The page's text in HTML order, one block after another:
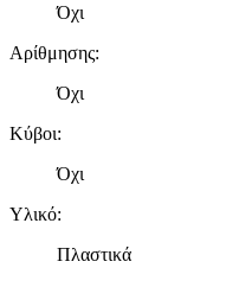
Όχι
Αρίθμησης:
Όχι
Κύβοι:
Όχι
Υλικό:
Πλαστικά